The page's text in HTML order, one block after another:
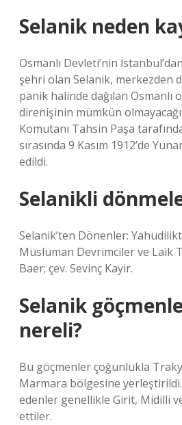
Selanik neden
Osmanlı Devleti’nin
şehri olan Selanik, merkezden
panik halinde dağılan Osmanlı
direnişinin mümkün
Komutanı Tahsin Paşa
sırasında 9 Kasım 1912’de
edildi.
Selanikli
Selanik’ten Dönenler:
Müslüman Devrimciler ve Laik
Baer; çev. Sevinç Kayir.
Selanik
nereli?
Bu göçmenler çoğunlukla
Marmara bölgesine
edenler genellikle Girit, Midilli
ettiler.